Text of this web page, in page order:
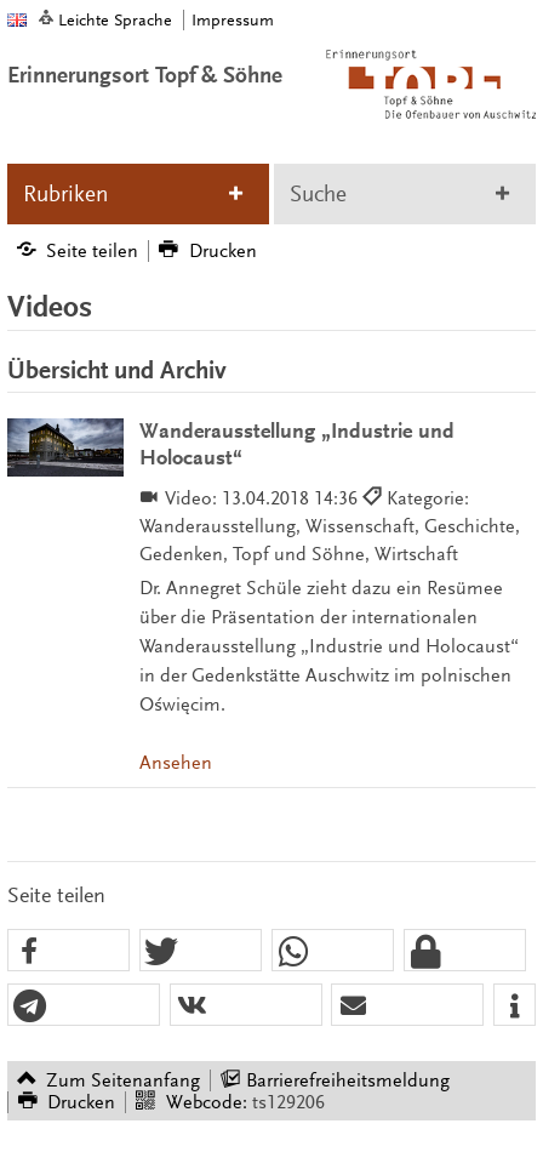
Leichte Sprache Impressum
Erinnerungsort Topf & Söhne
Rubriken Suche
Seite teilen Drucken
Videos
Übersicht und Archiv
Wanderausstellung „Industrie und
Holocaust“
Video: 13.04.2018 14:36
Kategorie:
Wanderausstellung, Wissenschaft, Geschichte,
Gedenken, Topf und Söhne, Wirtschaft
Dr. Annegret Schüle zieht dazu ein Resümee
über die Präsentation der internationalen
Wanderausstellung „Industrie und Holocaust“
in der Gedenkstätte Auschwitz im polnischen
Oświęcim.
Ansehen
Seite teilen
Zum Seitenanfang
Barrierefreiheitsmeldung
Drucken
Webcode: ts129206